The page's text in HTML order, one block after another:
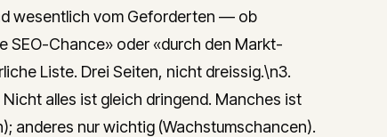
wesentlich vom Geforderten — ob
SEO-Chance» oder «durch den Markt-
Liste. Drei Seiten, nicht dreissig.\n3.
Nicht alles ist gleich dringend. Manches ist
anderes nur wichtig (Wachstumschancen).